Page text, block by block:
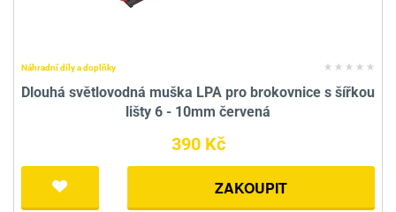
Náhradní díly a doplňky
Dlouhá světlovodná muška LPA pro brokovnice s šířkou
lišty 6 - 10mm červená
390 Kč
ZAKOUPIT